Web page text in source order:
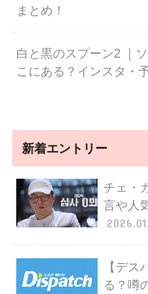
まとめ！
白と黒のスプーン2 ｜
こにある？インスタ・
新着エントリー
チェ・
言や人
【デ
る？噂